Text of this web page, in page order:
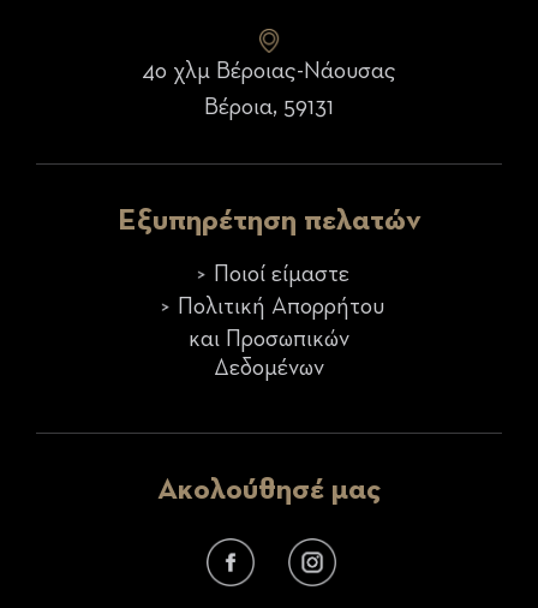
4ο χλμ Βέροιας-Νάουσας
Βέροια, 59131
Εξυπηρέτηση πελατών
Ποιοί είμαστε
Πολιτική Απορρήτου
και Προσωπικών
Δεδομένων
Ακολούθησέ μας